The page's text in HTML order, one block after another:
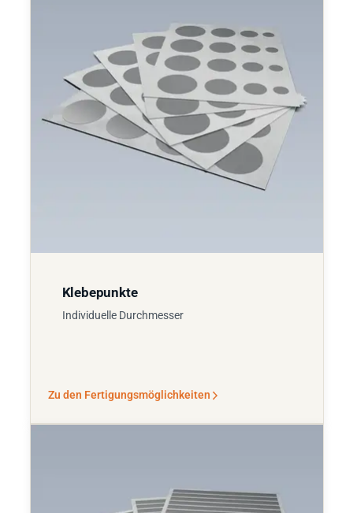
Klebepunkte
Individuelle Durchmesser
Zu den Fertigungsmöglichkeiten